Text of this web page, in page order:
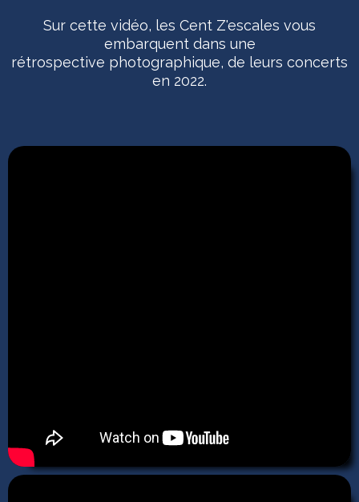
Sur cette vidéo, les Cent Z'escales vous
embarquent dans une
rétrospective photographique, de leurs concerts
en 2022.